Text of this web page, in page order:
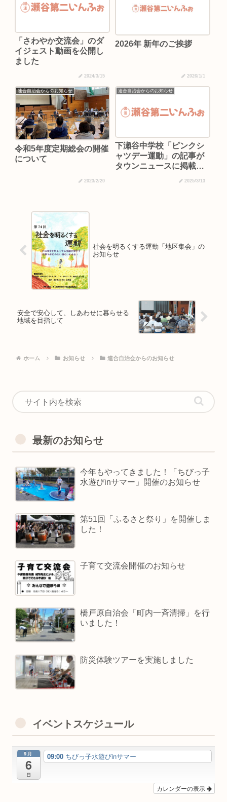
「さわやか交流会」のダ
イジェスト動画を公開し
ました
2024/3/15
2026年 新年のご挨拶
2026/1/1
連合自治会からのお知らせ
令和5年度定期総会の開催
について
2023/2/20
連合自治会からのお知らせ
下瀬谷中学校「ピンクシ
ャツデー運動」の記事が
タウンニュースに掲載さ
2025/3/13
社会を明るくする運動「地区集会」の
お知らせ
安全で安心して、しあわせに暮らせる
地域を目指して
ホーム お知らせ 連合自治会からのお知らせ
最新のお知らせ
今年もやってきました！「ちびっ子
水遊びinサマー」開催のお知らせ
第51回「ふるさと祭り」を開催しま
した！
子育て交流会開催のお知らせ
橋戸原自治会「町内一斉清掃」を行
いました！
防災体験ツアーを実施しました
イベントスケジュール
9月
6
日
09:00 ちびっ子水遊びinサマー
カレンダーの表示